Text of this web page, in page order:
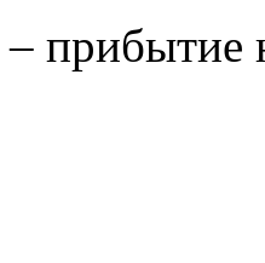
– прибытие